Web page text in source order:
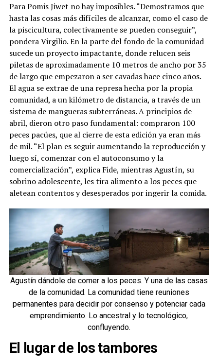
Para Pomis Jiwet no hay imposibles. “Demostramos que
hasta las cosas más difíciles de alcanzar, como el caso de
la piscicultura, colectivamente se pueden conseguir”,
pondera Virgilio. En la parte del fondo de la comunidad
sucede un proyecto impactante, donde relucen seis
piletas de aproximadamente 10 metros de ancho por 35
de largo que empezaron a ser cavadas hace cinco años.
El agua se extrae de una represa hecha por la propia
comunidad, a un kilómetro de distancia, a través de un
sistema de mangueras subterráneas. A principios de
abril, dieron otro paso fundamental: compraron 100
peces pacúes, que al cierre de esta edición ya eran más
de mil. “El plan es seguir aumentando la reproducción y
luego sí, comenzar con el autoconsumo y la
comercialización”, explica Fide, mientras Agustín, su
sobrino adolescente, les tira alimento a los peces que
aletean contentos y desesperados por ingerir la comida.
Agustín dándole de comer a los peces. Y una de las casas
de la comunidad. La comunidad tiene reuniones
permanentes para decidir por consenso y potenciar cada
emprendimiento. Lo ancestral y lo tecnológico,
confluyendo.
El lugar de los tambores